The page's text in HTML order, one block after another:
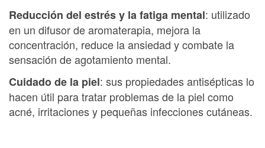
Reducción del estrés y la fatiga mental: utilizado
en un difusor de aromaterapia, mejora la
concentración, reduce la ansiedad y combate la
sensación de agotamiento mental.
Cuidado de la piel: sus propiedades antisépticas lo
hacen útil para tratar problemas de la piel como
acné, irritaciones y pequeñas infecciones cutáneas.